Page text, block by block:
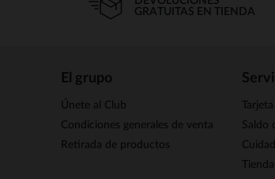
GRATUITAS EN TIENDA
El grupo
Únete al Club
Condiciones generales de venta
Retirada de productos
Saldo